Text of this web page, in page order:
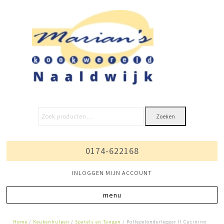
Zoeken
0174-622168
INLOGGEN MIJN ACCOUNT
Home / Keukenhulpen / Spatels en Tangen / Pollepelonderlegger Il Cucinino